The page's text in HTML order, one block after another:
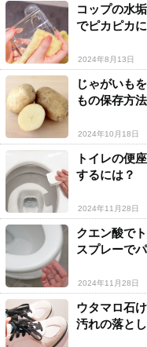
コップの水
でピカピカ
2024年8月13日
じゃがいも
もの保存方
2024年10月18日
トイレの便
するには？
2024年11月28日
クエン酸で
スプレーで
2024年11月28日
ウタマロ石
汚れの落と